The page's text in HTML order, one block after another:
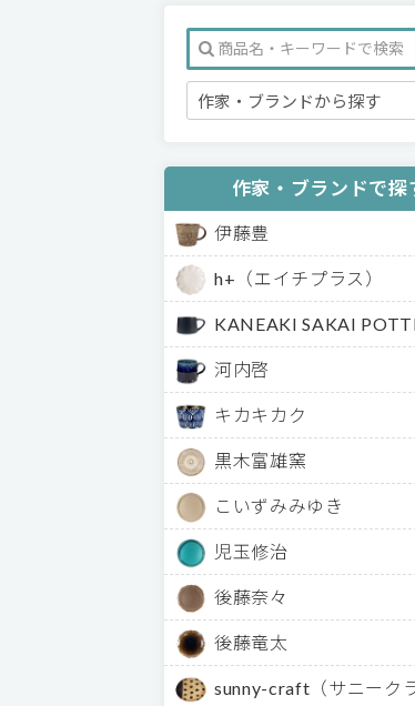
作家・ブランドで探
伊藤豊
h+（エイチプラス）
KANEAKI SAKAI
河内啓
キカキカク
黒木富雄窯
こいずみみゆき
児玉修治
後藤奈々
後藤竜太
sunny-craft（サニーク